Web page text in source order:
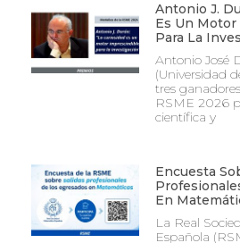
Antonio J.
Es Un
Para La
Antonio José
(Universidad
tres
RSME 2026
científica y
Encuesta
En
La Real
Española